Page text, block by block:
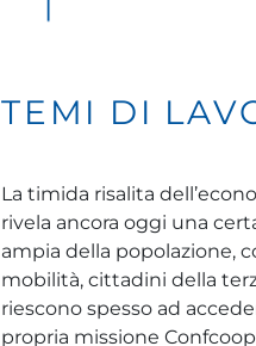
TEMI DI
La timida risalita
rivela ancora oggi una
ampia della popolazione,
mobilità, cittadini della
riescono spesso ad
propria missione